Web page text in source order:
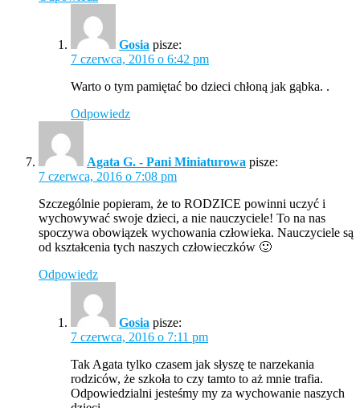
Gosia pisze:
7 czerwca, 2016 o 6:42 pm
Warto o tym pamiętać bo dzieci chłoną jak gąbka. .
Odpowiedz
Agata G. - Pani Miniaturowa pisze:
7 czerwca, 2016 o 7:08 pm
Szczególnie popieram, że to RODZICE powinni uczyć i
wychowywać swoje dzieci, a nie nauczyciele! To na nas
spoczywa obowiązek wychowania człowieka. Nauczyciele są
od kształcenia tych naszych człowieczków 🙂
Odpowiedz
Gosia pisze:
7 czerwca, 2016 o 7:11 pm
Tak Agata tylko czasem jak słyszę te narzekania
rodziców, że szkoła to czy tamto to aż mnie trafia.
Odpowiedzialni jesteśmy my za wychowanie naszych